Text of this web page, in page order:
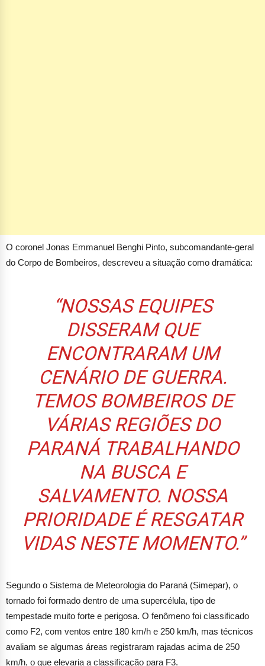
do Corpo de Bombeiros, descreveu a situação como dramática:
DISSERAM QUE
ENCONTRARAM UM
CENÁRIO DE GUERRA.
TEMOS BOMBEIROS DE
VÁRIAS REGIÕES DO
PARANÁ TRABALHANDO
NA BUSCA E
SALVAMENTO. NOSSA
PRIORIDADE É RESGATAR
VIDAS NESTE MOMENTO.”
tornado foi formado dentro de uma supercélula, tipo de
tempestade muito forte e perigosa. O fenômeno foi classificado
como F2, com ventos entre 180 km/h e 250 km/h, mas técnicos
avaliam se algumas áreas registraram rajadas acima de 250
km/h, o que elevaria a classificação para F3.